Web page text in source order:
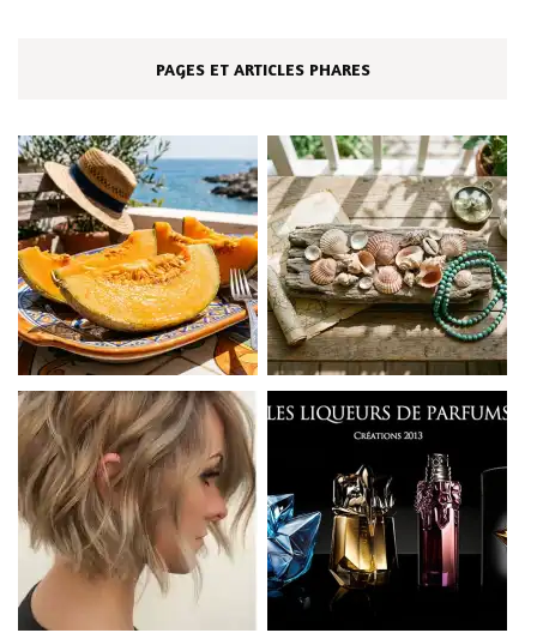
PAGES ET ARTICLES PHARES